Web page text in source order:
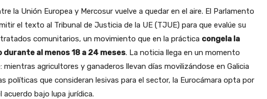
la Unión Europea y Mercosur vuelve a quedar en el aire. El Parlamento
el texto al Tribunal de Justicia de la UE (TJUE) para que evalúe su
comunitarios, un movimiento que en la práctica congela la
al menos 18 a 24 meses. La noticia llega en un momento
mientras agricultores y ganaderos llevan días movilizándose en Galicia
políticas que consideran lesivas para el sector, la Eurocámara opta por
bajo lupa jurídica.